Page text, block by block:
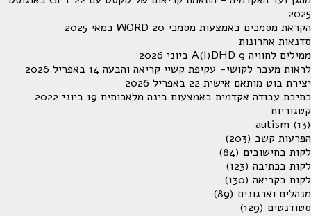
2025
הקראת מסמכים באמצעות מסמכי WORD 20 במאי 2025
סדנאות אחרונות
ממילים לחוויה A(I)DHD 9 ביוני 2026
לראות מעבר לקושי- עקיפת קשיי קריאה והבעה 14 באפריל 2026
יצירת בוט מותאם אישית 22 באפריל 2026
כתיבת עבודה אקדמית באמצעות בינה מלאכותית 19 ביוני 2022
קטגוריות
autism (13)
הפרעות קשב (203)
לקות בחישובים (84)
לקות בכתיבה (123)
לקות בקריאה (130)
מנהלים וארגונים (89)
סטודנטים (129)